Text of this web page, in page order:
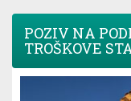
POZIV NA
TROŠKOVE